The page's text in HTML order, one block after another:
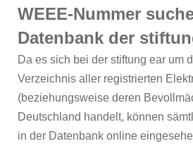
WEEE-Nummer
Datenbank der
Da es sich bei der stiftung ear um
Verzeichnis aller registrierten
(beziehungsweise deren
Deutschland handelt, können
in der Datenbank online